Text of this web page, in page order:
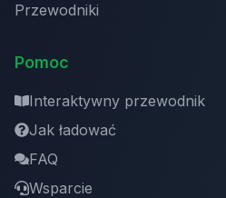
Przewodniki
Pomoc
Interaktywny przewodnik
Jak ładować
FAQ
Wsparcie